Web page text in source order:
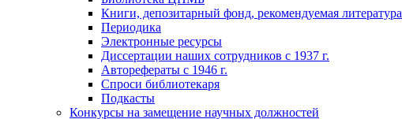
Книги, депозитарный фонд, рекомендуемая литература
Периодика
Электронные ресурсы
Диссертации наших сотрудников с 1937 г.
Авторефераты с 1946 г.
Спроси библиотекаря
Подкасты
Конкурсы на замещение научных должностей